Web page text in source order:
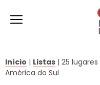
Início | Listas | 25
América do Sul